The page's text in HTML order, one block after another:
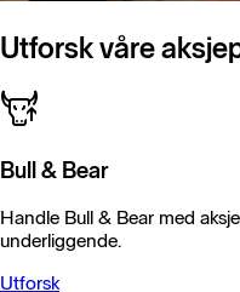
Utforsk våre
Bull& Bear
Handle Bull & Bear med
underliggende.
Utforsk